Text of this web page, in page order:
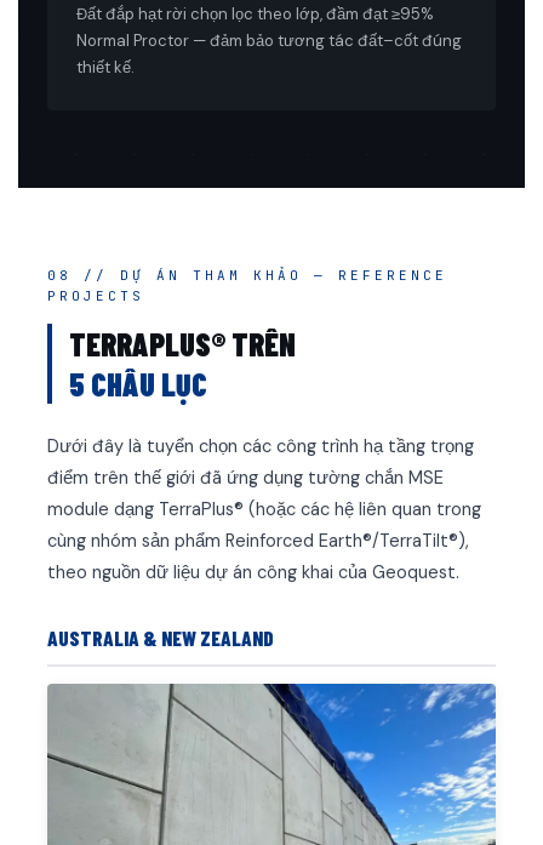
Đất đắp hạt rời chọn lọc theo lớp, đầm đạt ≥95%
Normal Proctor — đảm bảo tương tác đất–cốt đúng
thiết kế.
08 // DỰ ÁN THAM KHẢO — REFERENCE
PROJECTS
TERRAPLUS® TRÊN
5 CHÂU LỤC
Dưới đây là tuyển chọn các công trình hạ tầng trọng
điểm trên thế giới đã ứng dụng tường chắn MSE
module dạng TerraPlus® (hoặc các hệ liên quan trong
cùng nhóm sản phẩm Reinforced Earth®/TerraTilt®),
theo nguồn dữ liệu dự án công khai của Geoquest.
AUSTRALIA & NEW ZEALAND